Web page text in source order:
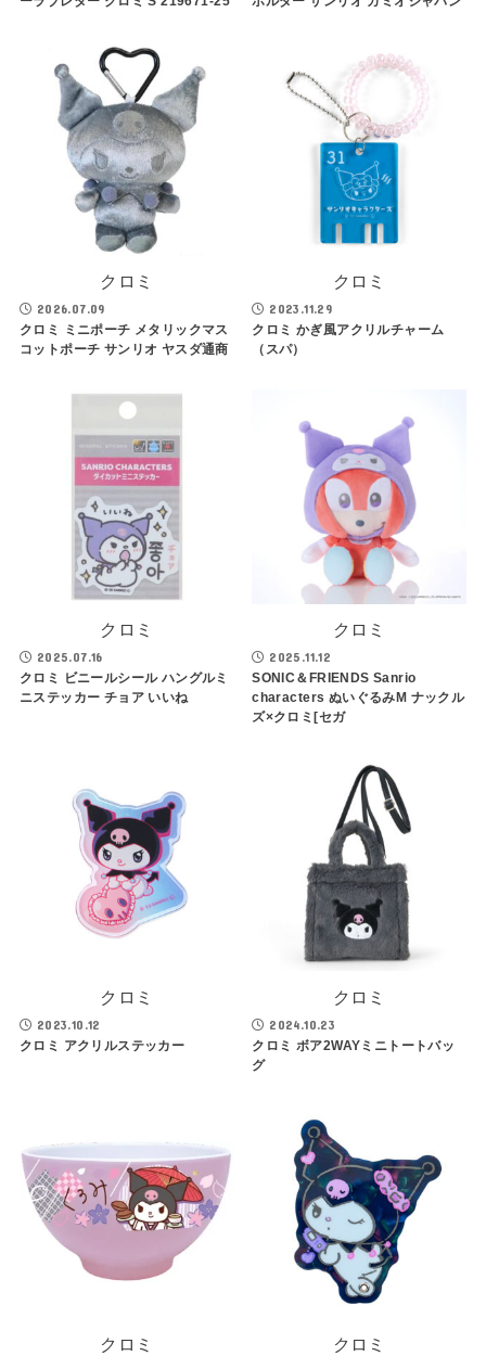
クロミ
2026.07.09
クロミ ミニポーチ メタリックマス
コットポーチ サンリオ ヤスダ通商
クロミ
2023.11.29
クロミ かぎ風アクリルチャーム
（スパ）
クロミ
2025.07.16
クロミ ビニールシール ハングルミ
ニステッカー チョア いいね
クロミ
2025.11.12
SONIC＆FRIENDS Sanrio
characters ぬいぐるみM ナックル
ズ×クロミ[セガ
クロミ
2023.10.12
クロミ アクリルステッカー
クロミ
2024.10.23
クロミ ボア2WAYミニトートバッ
グ
クロミ クロミ